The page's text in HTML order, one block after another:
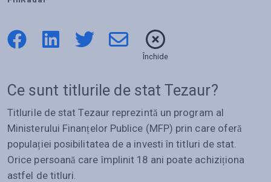
Închide
Ce sunt titlurile de stat Tezaur?
Titlurile de stat Tezaur reprezintă un program al
Ministerului Finanțelor Publice (MFP) prin care oferă
populației posibilitatea de a investi în titluri de stat.
Orice persoană care împlinit 18 ani poate achiziționa
astfel de titluri.